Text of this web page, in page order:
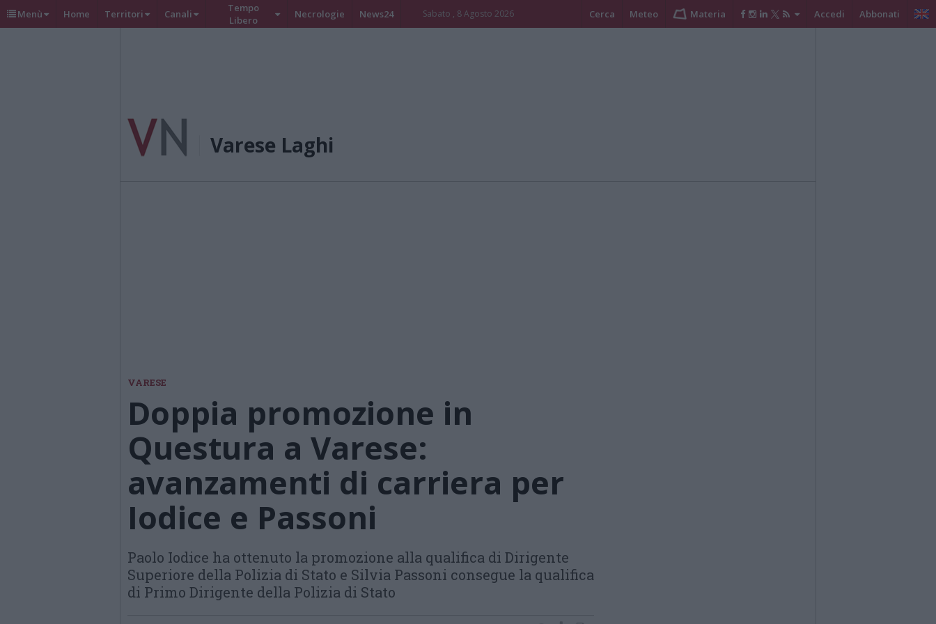
Menù Home Territori Canali
Tempo
Libero
Necrologie News24 Sabato , 8 Agosto 2026 Cerca Meteo Materia Accedi Abbonati
Varese Laghi
VARESE
Doppia promozione in
Questura a Varese:
avanzamenti di carriera per
Iodice e Passoni
Paolo Iodice ha ottenuto la promozione alla qualifica di Dirigente
Superiore della Polizia di Stato e Silvia Passoni consegue la qualifica
di Primo Dirigente della Polizia di Stato